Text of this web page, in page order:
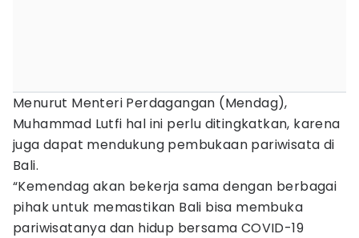
Menurut Menteri Perdagangan (Mendag),
Muhammad Lutfi hal ini perlu ditingkatkan, karena
juga dapat mendukung pembukaan pariwisata di
Bali.
“Kemendag akan bekerja sama dengan berbagai
pihak untuk memastikan Bali bisa membuka
pariwisatanya dan hidup bersama COVID-19